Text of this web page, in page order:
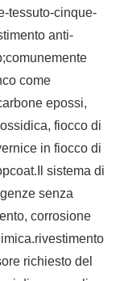
tessuto-cinque-
anti-
come
epossi,
fiocco di
in fiocco di
sistema di
senza
corrosione
richiesto del